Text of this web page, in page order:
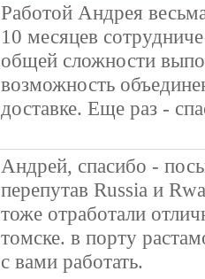
Работой Андрея
10 месяцев
общей сложности
возможность
доставке. Еще раз -
Андрей, спасибо -
перепутав Russia и
тоже отработали
томске. в порту
с вами работать.